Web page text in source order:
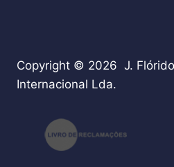
Copyright © 2026 J.
Internacional Lda.